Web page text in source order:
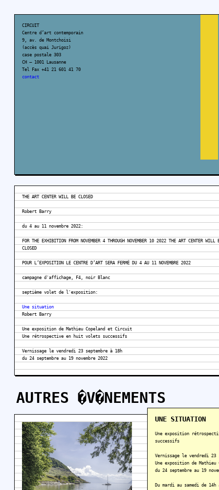
CIRCUIT
Centre d’art contemporain
9, av. de Montchoisi
(accès quai Jurigoz)
case postale 303
CH – 1001 Lausanne
Tel Fax +41 21 601 41 70
contact
THE ART CENTER WILL BE CLOSED
Robert Barry
du 4 au 11 novembre 2022:
FOR THE EXHIBITION FROM NOVEMBER 4 THROUGH NOVEMBER 10 2022 THE ART CENTER WILL
CLOSED
POUR L’EXPOSITION LE CENTRE D’ART SERA FERMÉ DU 4 AU 11 NOVEMBRE 2022
campagne d'affichage, F4, noir Blanc
septième volet de l'exposition:
Une situation
Robert Barry
Une exposition de Mathieu Copeland et Circuit
Une rétrospective en huit volets successifs
Vernissage le vendredi 23 septembre à 18h
du 24 septembre au 19 novembre 2022
AUTRES �V�NEMENTS
UNE SITUATION
Une exposition
successifs
Vernissage le vendredi 23
Une exposition de
du 24 septembre au 19
Du mardi au samedi de 14h